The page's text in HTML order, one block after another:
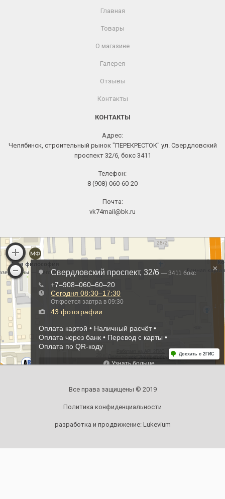
Главная
Товары
О магазине
Галерея
Отзывы
Контакты
КОНТАКТЫ
Адрес:
Челябинск, строительный рынок "ПЕРЕКРЕСТОК" ул. Свердловский
проспект 32/6, бокс 3411
Телефон:
8 (908) 060-60-20
Почта:
vk74mail@bk.ru
Все права защищены © 2019
Политика конфиденциальности
разработка и продвижение: Lukevium